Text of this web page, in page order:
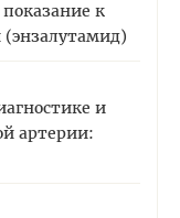
к
и
артерии: